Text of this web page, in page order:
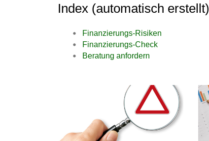
Index (automatisch erstellt)
Finanzierungs-Risiken
Finanzierungs-Check
Beratung anfordern